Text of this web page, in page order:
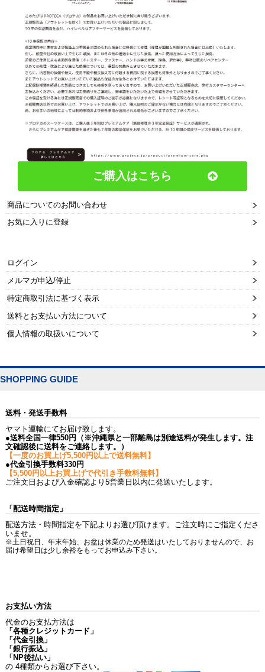
ご購入はこちら
商品についてのお問い合わせ
お気に入りに登録
ログイン
メルマガ申込/停止
特定商取引法に基づく表示
送料とお支払い方法について
個人情報の取扱いについて
SHOPPING GUIDE
送料・発送手数料
ヤマト運輸にてお届け致します。
●送料全国一律550円（※沖縄県と一部離島は別途送料が発生します。注
文確認後に送料をご連絡します。）
【一度のお買上げ5,500円以上で送料無料】
●代金引換手数料330円
【5,500円以上お買上げで代引き手数料無料】
ご注文日および入金確認より5営業日以内に発送いたします。
「配送時間指定」
配送方法・時間指定を下記よりお選び頂けます。ご注文時にご指定くださ
いませ。
※土日祝日、年末年始、お盆は休業のため発送はいたしておりませんので、お
届け希望日は少し余裕をもってお申込み下さい。
お支払い方法
代金のお支払方法は
「各種クレジットカード」
「代金引換」
「銀行振込」
「NP後払い」
の 4種類からお選び下さい。